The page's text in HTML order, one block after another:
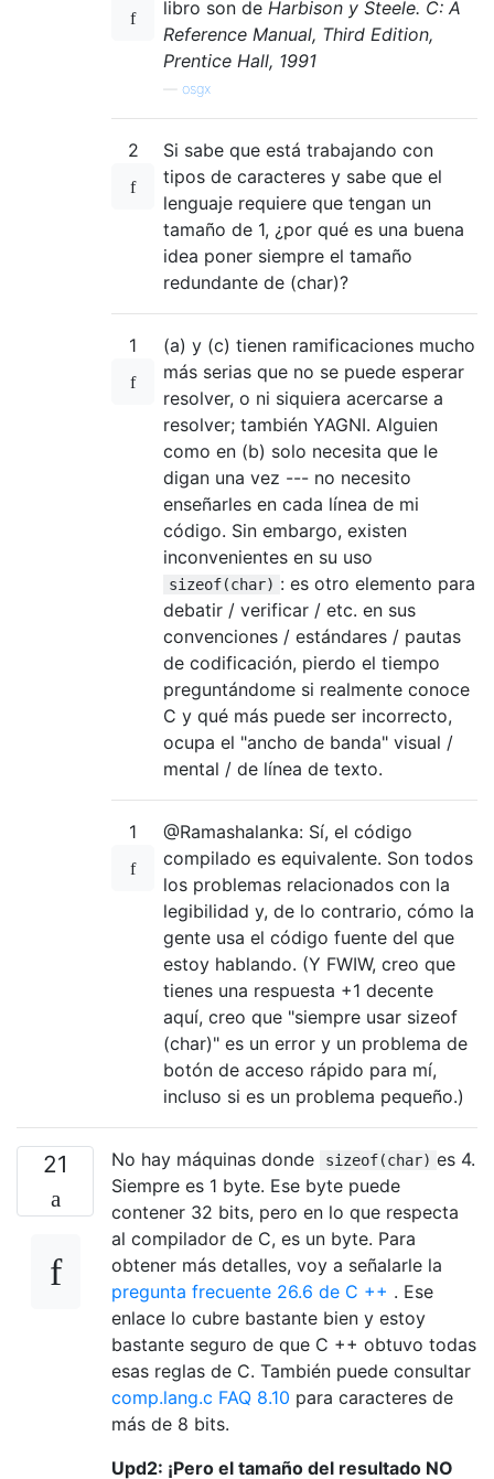
libro son de Harbison y Steele. C: A
Reference Manual, Third Edition,
Prentice Hall, 1991
osgx
2
Si sabe que está trabajando con
tipos de caracteres y sabe que el
lenguaje requiere que tengan un
tamaño de 1, ¿por qué es una buena
idea poner siempre el tamaño
redundante de (char)?
1
(a) y (c) tienen ramificaciones mucho
más serias que no se puede esperar
resolver, o ni siquiera acercarse a
resolver; también YAGNI. Alguien
como en (b) solo necesita que le
digan una vez --- no necesito
enseñarles en cada línea de mi
código. Sin embargo, existen
inconvenientes en su uso
sizeof(char) : es otro elemento para
debatir / verificar / etc. en sus
convenciones / estándares / pautas
de codificación, pierdo el tiempo
preguntándome si realmente conoce
C y qué más puede ser incorrecto,
ocupa el "ancho de banda" visual /
mental / de línea de texto.
1
@Ramashalanka: Sí, el código
compilado es equivalente. Son todos
los problemas relacionados con la
legibilidad y, de lo contrario, cómo la
gente usa el código fuente del que
estoy hablando. (Y FWIW, creo que
tienes una respuesta +1 decente
aquí, creo que "siempre usar sizeof
(char)" es un error y un problema de
botón de acceso rápido para mí,
incluso si es un problema pequeño.)
21 No hay máquinas donde sizeof(char) es 4.
Siempre es 1 byte. Ese byte puede
contener 32 bits, pero en lo que respecta
al compilador de C, es un byte. Para
obtener más detalles, voy a señalarle la
pregunta frecuente 26.6 de C ++ . Ese
enlace lo cubre bastante bien y estoy
bastante seguro de que C ++ obtuvo todas
esas reglas de C. También puede consultar
comp.lang.c FAQ 8.10 para caracteres de
más de 8 bits.
Upd2: ¡Pero el tamaño del resultado NO